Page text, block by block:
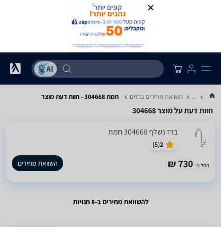
... השוואת מחירים ברזים חמת 304668 - חוות דעת מוצר
חוות דעת על מוצר 304668
‏ברז נשלף 304668 ‏חמת
2
(
5
)
החל מ- 730 ₪ השוואת מחירים
להשוואת מחירים ב-8 חנויות